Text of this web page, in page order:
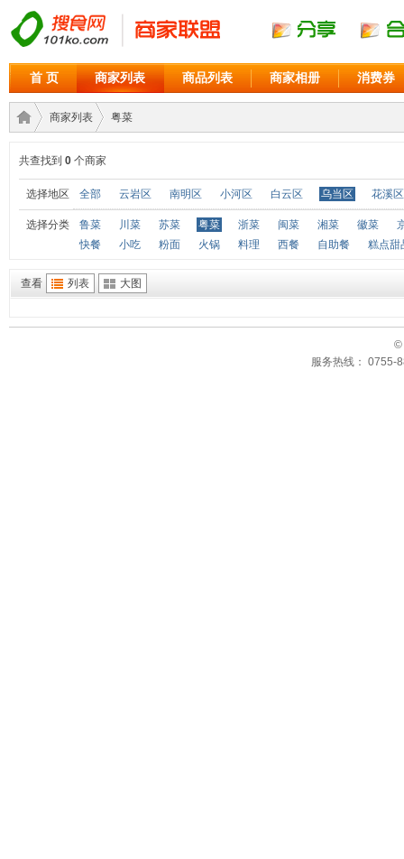
首 页 商家列表 商品列表 商家相册 消费券
商家›
商家列表
›
粤菜
共查找到 0 个商家
选择地区 全部 云岩区 南明区 小河区 白云区 乌当区 花溪区
选择分类 鲁菜 川菜 苏菜 粤菜 浙菜 闽菜 湘菜 徽菜
快餐
小吃 粉面 火锅 料理 西餐 自助餐 糕点甜
查看 列表 大图
©
服务热线： 0755-